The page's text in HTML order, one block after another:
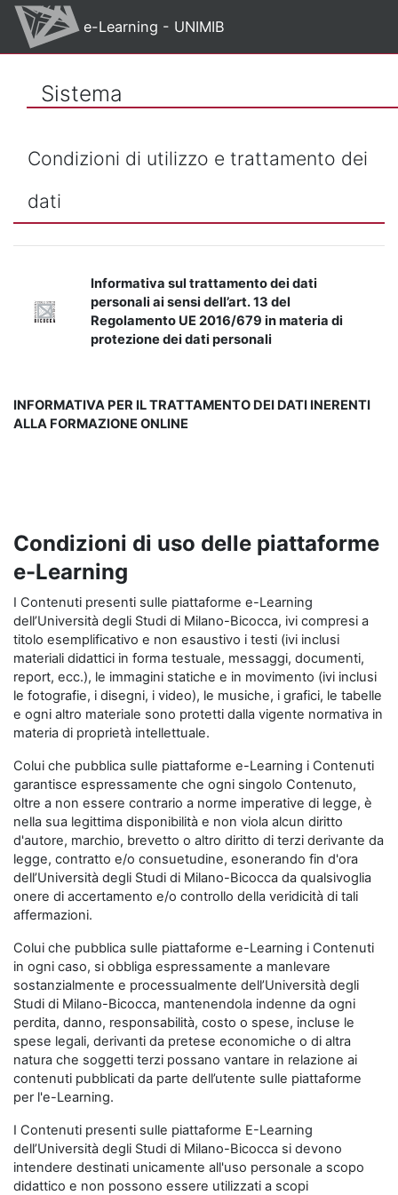
Vai al contenuto principale
e-Learning - UNIMIB
Sistema
Condizioni di utilizzo e trattamento dei
dati
Informativa sul trattamento dei dati
personali ai sensi dell’art. 13 del
Regolamento UE 2016/679 in materia di
protezione dei dati personali
INFORMATIVA PER IL TRATTAMENTO DEI DATI INERENTI
ALLA FORMAZIONE ONLINE
Condizioni di uso delle piattaforme
e-Learning
I Contenuti presenti sulle piattaforme e-Learning
dell’Università degli Studi di Milano-Bicocca, ivi compresi a
titolo esemplificativo e non esaustivo i testi (ivi inclusi
materiali didattici in forma testuale, messaggi, documenti,
report, ecc.), le immagini statiche e in movimento (ivi inclusi
le fotografie, i disegni, i video), le musiche, i grafici, le tabelle
e ogni altro materiale sono protetti dalla vigente normativa in
materia di proprietà intellettuale.
Colui che pubblica sulle piattaforme e-Learning i Contenuti
garantisce espressamente che ogni singolo Contenuto,
oltre a non essere contrario a norme imperative di legge, è
nella sua legittima disponibilità e non viola alcun diritto
d'autore, marchio, brevetto o altro diritto di terzi derivante da
legge, contratto e/o consuetudine, esonerando fin d'ora
dell’Università degli Studi di Milano-Bicocca da qualsivoglia
onere di accertamento e/o controllo della veridicità di tali
affermazioni.
Colui che pubblica sulle piattaforme e-Learning i Contenuti
in ogni caso, si obbliga espressamente a manlevare
sostanzialmente e processualmente dell’Università degli
Studi di Milano-Bicocca, mantenendola indenne da ogni
perdita, danno, responsabilità, costo o spese, incluse le
spese legali, derivanti da pretese economiche o di altra
natura che soggetti terzi possano vantare in relazione ai
contenuti pubblicati da parte dell’utente sulle piattaforme
per l'e-Learning.
I Contenuti presenti sulle piattaforme E-Learning
dell’Università degli Studi di Milano-Bicocca si devono
intendere destinati unicamente all'uso personale a scopo
didattico e non possono essere utilizzati a scopi